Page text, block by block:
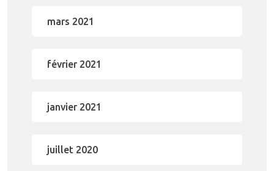
mars 2021
février 2021
janvier 2021
juillet 2020